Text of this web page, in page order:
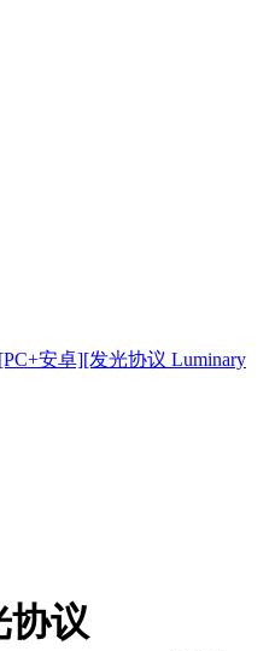
[PC+安卓][发光协议 Luminary
协议